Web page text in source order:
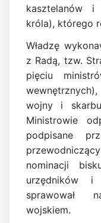
kasztelanów i
króla), którego
Władzę
z Radą, tzw.
pięciu
wojny i
Ministrowie
podpisane
nominacji
urzędników
sprawował
wojskiem.